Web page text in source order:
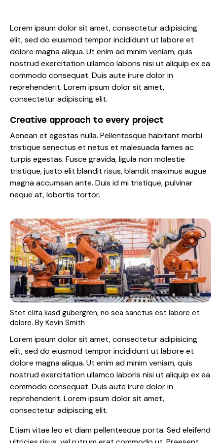
Lorem ipsum dolor sit amet, consectetur adipisicing
elit, sed do eiusmod tempor incididunt ut labore et
dolore magna aliqua. Ut enim ad minim veniam, quis
nostrud exercitation ullamco laboris nisi ut aliquip ex ea
commodo consequat. Duis aute irure dolor in
reprehenderit. Lorem ipsum dolor sit amet,
consectetur adipiscing elit.
Creative approach to every project
Aenean et egestas nulla. Pellentesque habitant morbi
tristique senectus et netus et malesuada fames ac
turpis egestas. Fusce gravida, ligula non molestie
tristique, justo elit blandit risus, blandit maximus augue
magna accumsan ante. Duis id mi tristique, pulvinar
neque at, lobortis tortor.
Stet clita kasd gubergren, no sea sanctus est labore et
dolore. By Kevin Smith
Lorem ipsum dolor sit amet, consectetur adipisicing
elit, sed do eiusmod tempor incididunt ut labore et
dolore magna aliqua. Ut enim ad minim veniam, quis
nostrud exercitation ullamco laboris nisi ut aliquip ex ea
commodo consequat. Duis aute irure dolor in
reprehenderit. Lorem ipsum dolor sit amet,
consectetur adipiscing elit.
Etiam vitae leo et diam pellentesque porta. Sed eleifend